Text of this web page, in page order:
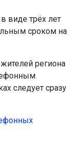
виде трёх лет
сроком на
региона
следует сразу